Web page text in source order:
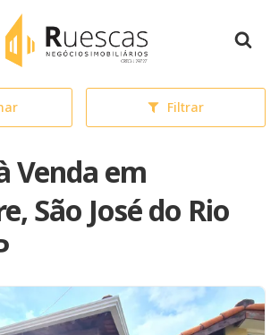
Página inicial
Filtrar
Venda em
São José do Rio